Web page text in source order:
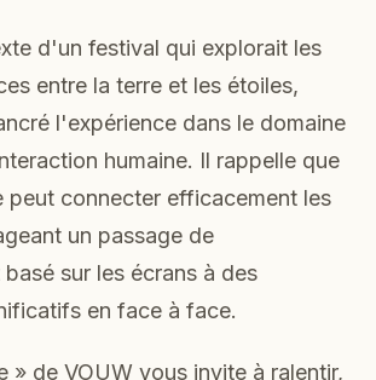
d'un festival qui explorait les
entre la terre et les étoiles,
l'expérience dans le domaine
humaine. Il rappelle que
peut connecter efficacement les
un passage de
sur les écrans à des
en face à face.
» de VOUW vous invite à ralentir,